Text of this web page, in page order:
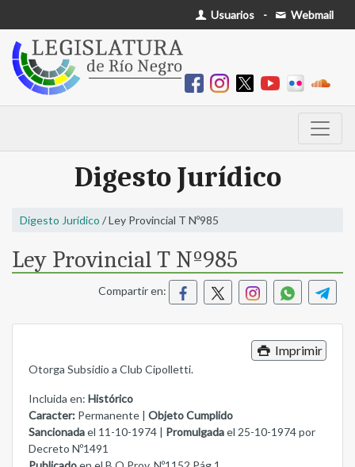
Usuarios - Webmail
Digesto Jurídico
Digesto Jurídico / Ley Provincial T Nº985
Ley Provincial T Nº985
Compartir en:
Imprimir
Otorga Subsidio a Club Cipolletti.
Incluida en: Histórico
Caracter: Permanente | Objeto Cumplido
Sancionadael 11-10-1974 | Promulgadael 25-10-1974 por
Decreto Nº1491